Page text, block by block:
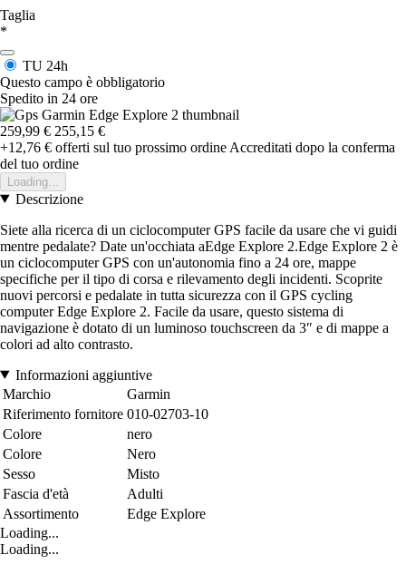
Taglia
*
TU 24h
Questo campo è obbligatorio
Spedito in 24 ore
259,99 € 255,15 €
+12,76 € offerti sul tuo prossimo ordine Accreditati dopo la conferma
del tuo ordine
Loading...
Descrizione
Siete alla ricerca di un ciclocomputer GPS facile da usare che vi guidi
mentre pedalate? Date un'occhiata aEdge Explore 2.Edge Explore 2 è
un ciclocomputer GPS con un'autonomia fino a 24 ore, mappe
specifiche per il tipo di corsa e rilevamento degli incidenti. Scoprite
nuovi percorsi e pedalate in tutta sicurezza con il GPS cycling
computer Edge Explore 2. Facile da usare, questo sistema di
navigazione è dotato di un luminoso touchscreen da 3″ e di mappe a
colori ad alto contrasto.
Informazioni aggiuntive
Marchio
Garmin
Riferimento fornitore 010-02703-10
Colore
nero
Colore
Nero
Sesso
Misto
Fascia d'età
Adulti
Assortimento
Edge Explore
Loading...
Loading...